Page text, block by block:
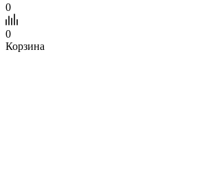
0
0
Корзина